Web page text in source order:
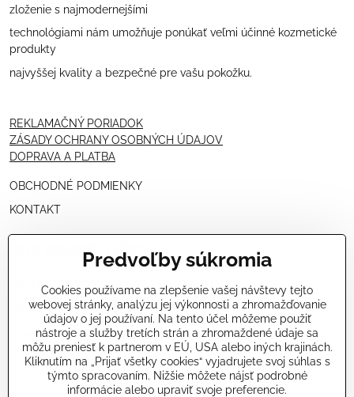
zloženie s najmodernejšími
technológiami nám umožňuje ponúkať veľmi účinné kozmetické
produkty
najvyššej kvality a bezpečné pre vašu pokožku.
REKLAMAČNÝ PORIADOK
ZÁSADY OCHRANY OSOBNÝCH ÚDAJOV
DOPRAVA A PLATBA
OBCHODNÉ PODMIENKY
KONTAKT
PRE KOZMETIČKY
VÝHODNÁ PONUKA PRE PROFESIONÁLOV
NÁVODY OŠETRENÍ - VIDEÁ
ŠKOLENIE KOZMETIČIEK V TALIANSKU
Predvoľby súkromia
Cookies používame na zlepšenie vašej návštevy tejto
webovej stránky, analýzu jej výkonnosti a zhromažďovanie
údajov o jej používaní. Na tento účel môžeme použiť
nástroje a služby tretích strán a zhromaždené údaje sa
môžu preniesť k partnerom v EÚ, USA alebo iných krajinách.
Kliknutím na „Prijať všetky cookies“ vyjadrujete svoj súhlas s
týmto spracovaním. Nižšie môžete nájsť podrobné
informácie alebo upraviť svoje preferencie.